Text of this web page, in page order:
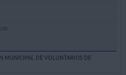
MUNICIPAL DE VOLUNTARIOS DE